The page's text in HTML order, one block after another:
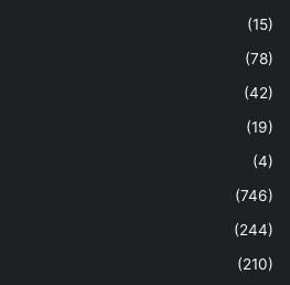
(15)
(78)
(42)
(19)
(4)
(746)
(244)
(210)